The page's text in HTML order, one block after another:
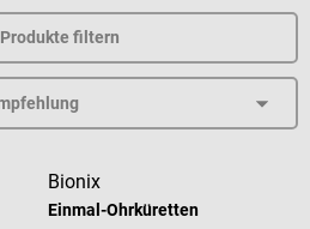
Produkte filtern
Bionix
Einmal-Ohrküretten